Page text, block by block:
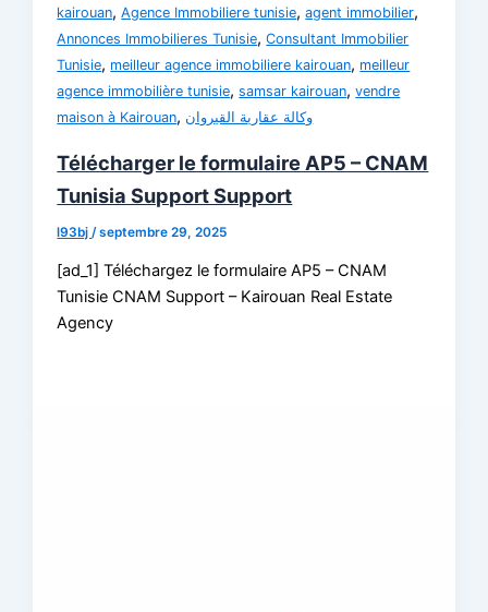
kairouan,Agence Immobiliere tunisie,agent immobilier,
Annonces Immobilieres Tunisie,Consultant Immobilier
Tunisie, meilleur agence immobiliere kairouan, meilleur
agence immobilière tunisie,samsar kairouan,vendre
maison à Kairouan, وكالة عقارية القيروان
Télécharger le formulaire AP5 – CNAM
Tunisia Support Support
l93bj /septembre 29, 2025
[ad_1] Téléchargez le formulaire AP5 – CNAM
Tunisie CNAM Support – Kairouan Real Estate
Agency